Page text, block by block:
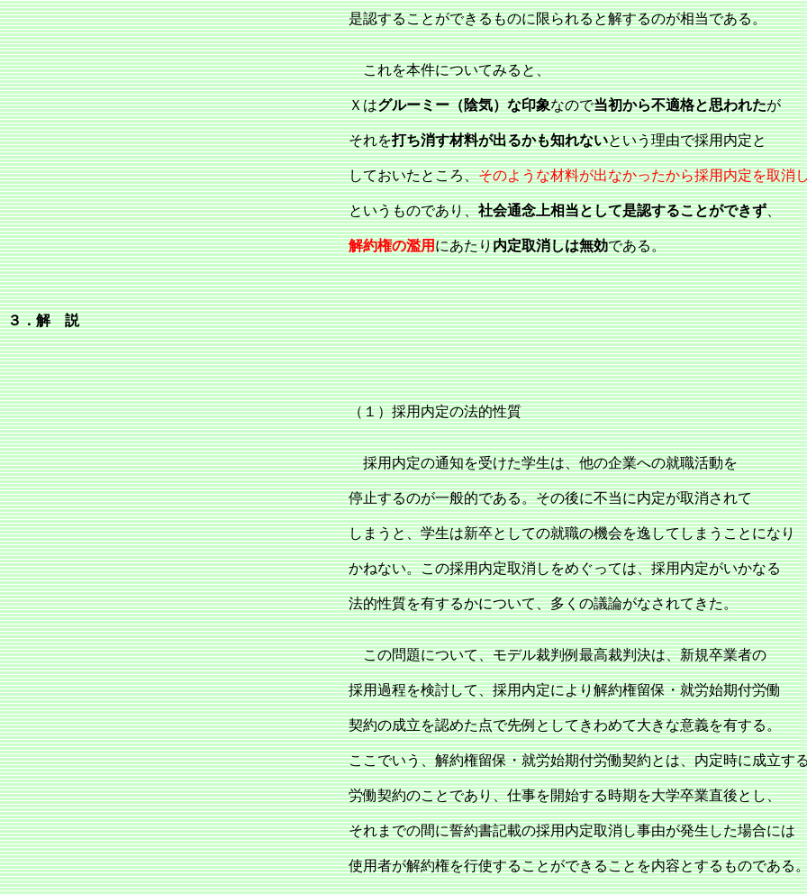
是認することができるものに限られると解するのが相当である。
これを本件についてみると、
Ｘはグルーミー（陰気）な印象なので当初から不適格と思われたが
それを打ち消す材料が出るかも知れないという理由で採用内定と
しておいたところ、そのような材料が出なかったから採用内定を取消
というものであり、社会通念上相当として是認することができず、
解約権の濫用にあたり内定取消しは無効である。
３．解 説
（１）採用内定の法的性質
採用内定の通知を受けた学生は、他の企業への就職活動を
停止するのが一般的である。その後に不当に内定が取消されて
しまうと、学生は新卒としての就職の機会を逸してしまうことになり
かねない。この採用内定取消しをめぐっては、採用内定がいかなる
法的性質を有するかについて、多くの議論がなされてきた。
この問題について、モデル裁判例最高裁判決は、新規卒業者の
採用過程を検討して、採用内定により解約権留保・就労始期付労働
契約の成立を認めた点で先例としてきわめて大きな意義を有する。
ここでいう、解約権留保・就労始期付労働契約とは、内定時に成立す
労働契約のことであり、仕事を開始する時期を大学卒業直後とし、
それまでの間に誓約書記載の採用内定取消し事由が発生した場合には
使用者が解約権を行使することができることを内容とするものである